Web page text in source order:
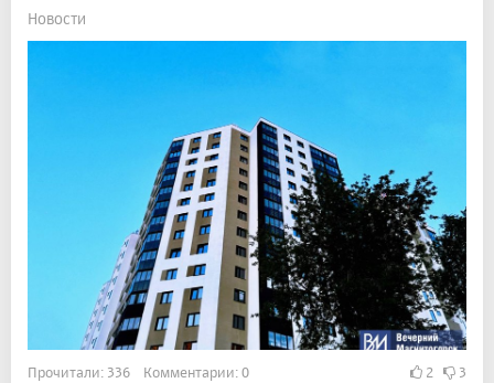
Новости
Прочитали: 336 Комментарии: 0 2 3